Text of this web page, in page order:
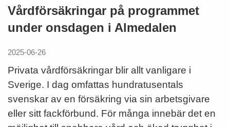
Vårdförsäkringar på programmet
under onsdagen i Almedalen
2025-06-26
Privata vårdförsäkringar blir allt vanligare i
Sverige. I dag omfattas hundratusentals
svenskar av en försäkring via sin arbetsgivare
eller sitt fackförbund. För många innebär det en